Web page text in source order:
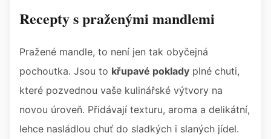
Recepty s praženými mandlemi
Pražené mandle, to není jen tak obyčejná
pochoutka. Jsou to křupavé poklady plné chuti,
které pozvednou vaše kulinářské výtvory na
novou úroveň. Přidávají texturu, aroma a delikátní,
lehce nasládlou chuť do sladkých i slaných jídel.